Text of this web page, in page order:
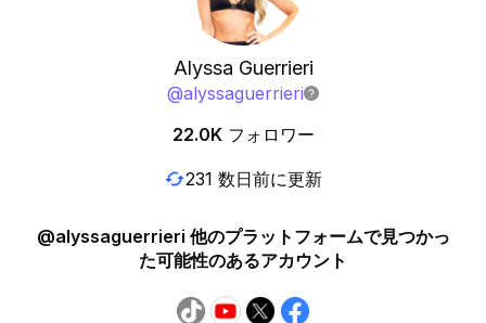
Alyssa Guerrieri
@alyssaguerrieri
22.0K フォロワー
231 数日前に更新
@alyssaguerrieri 他のプラットフォームで見つかっ
た可能性のあるアカウント